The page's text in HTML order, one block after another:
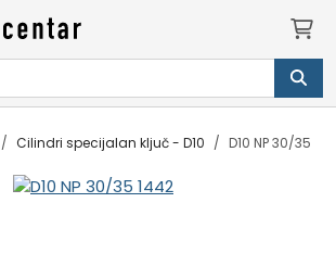
Cilindri specijalan ključ - D10 D10 NP 30/35